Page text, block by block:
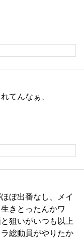
てんなぁ、
ぼ出番なし、メイ
きとったんかワ
狙いがいつも以上
総動員がやりたか